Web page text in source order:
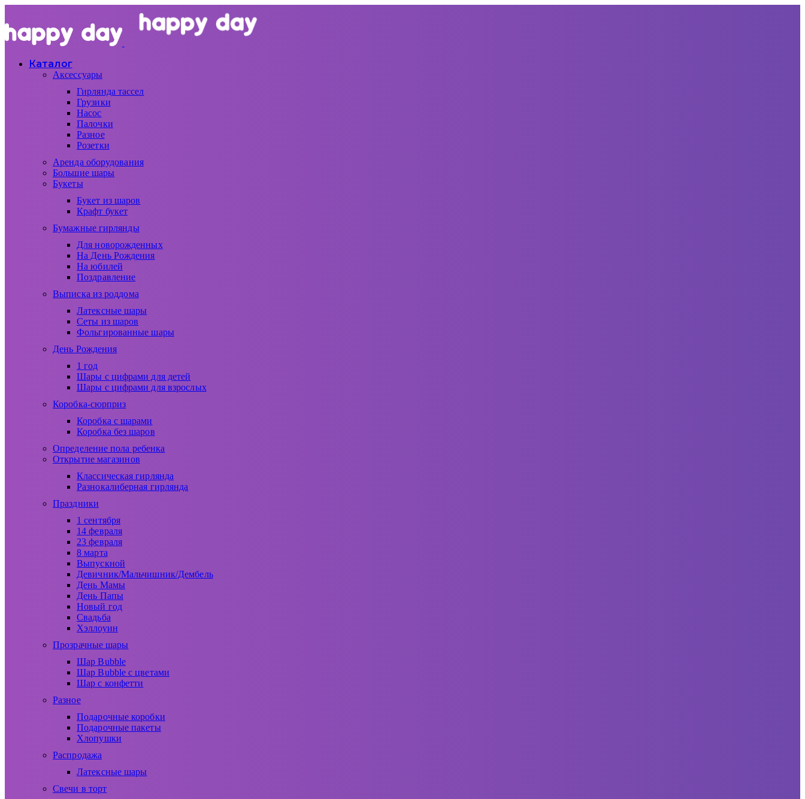
Каталог
Аксессуары
Гирлянда тассел
Грузики
Насос
Палочки
Разное
Розетки
Аренда оборудования
Большие шары
Букеты
Букет из шаров
Крафт букет
Бумажные гирлянды
Для новорожденных
На День Рождения
На юбилей
Поздравление
Выписка из роддома
Латексные шары
Сеты из шаров
Фольгированные шары
День Рождения
1 год
Шары с цифрами для детей
Шары с цифрами для взрослых
Коробка-сюрприз
Коробка с шарами
Коробка без шаров
Определение пола ребенка
Открытие магазинов
Классическая гирлянда
Разнокалиберная гирлянда
Праздники
1 сентября
14 февраля
23 февраля
8 марта
Выпускной
Девичник/Мальчишник/Дембель
День Мамы
День Папы
Новый год
Свадьба
Хэллоуин
Прозрачные шары
Шар Bubble
Шар Bubble с цветами
Шар с конфетти
Разное
Подарочные коробки
Подарочные пакеты
Хлопушки
Распродажа
Латексные шары
Свечи в торт